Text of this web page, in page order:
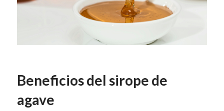
Beneficios del sirope de
agave